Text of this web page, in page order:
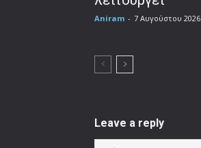
Aniram - 7 Αυγούστου 2026
Leave a reply